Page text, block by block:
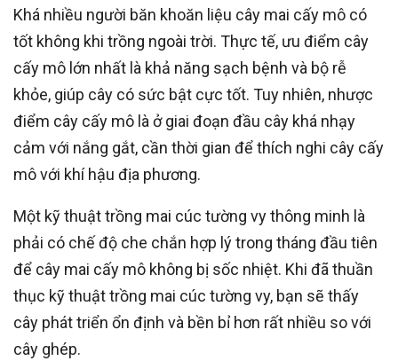
Khá nhiều người băn khoăn liệu cây mai cấy mô có
tốt không khi trồng ngoài trời. Thực tế, ưu điểm cây
cấy mô lớn nhất là khả năng sạch bệnh và bộ rễ
khỏe, giúp cây có sức bật cực tốt. Tuy nhiên, nhược
điểm cây cấy mô là ở giai đoạn đầu cây khá nhạy
cảm với nắng gắt, cần thời gian để thích nghi cây cấy
mô với khí hậu địa phương.
Một kỹ thuật trồng mai cúc tường vy thông minh là
phải có chế độ che chắn hợp lý trong tháng đầu tiên
để cây mai cấy mô không bị sốc nhiệt. Khi đã thuần
thục kỹ thuật trồng mai cúc tường vy, bạn sẽ thấy
cây phát triển ổn định và bền bỉ hơn rất nhiều so với
cây ghép.